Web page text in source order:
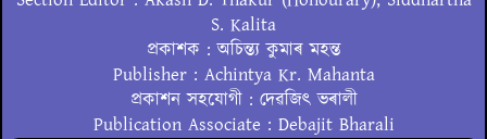
S. Kalita
প্ৰকাশক : অচিন্ত্য কুমাৰ মহন্ত
Publisher : Achintya Kr. Mahanta
প্ৰকাশন সহযোগী : দেৱজিৎ ভৰালী
Publication Associate : Debajit Bharali